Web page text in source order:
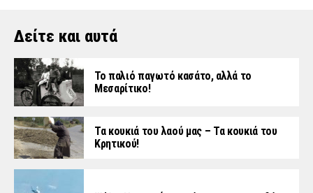
Δείτε και αυτά
Το παλιό παγωτό κασάτο, αλλά το
Μεσαρίτικο!
Τα κουκιά του λαού μας – Τα κουκιά του
Κρητικού!